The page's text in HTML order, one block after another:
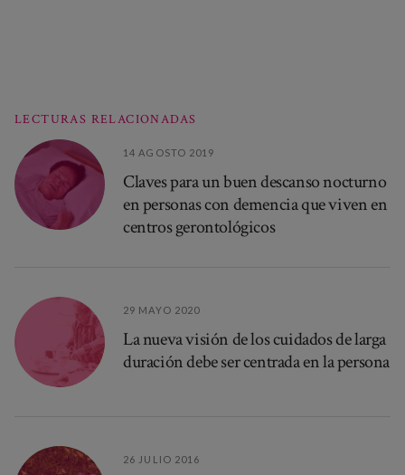
LECTURAS RELACIONADAS
14 AGOSTO 2019
Claves para un buen descanso nocturno
en personas con demencia que viven en
centros gerontológicos
29 MAYO 2020
La nueva visión de los cuidados de larga
duración debe ser centrada en la persona
26 JULIO 2016